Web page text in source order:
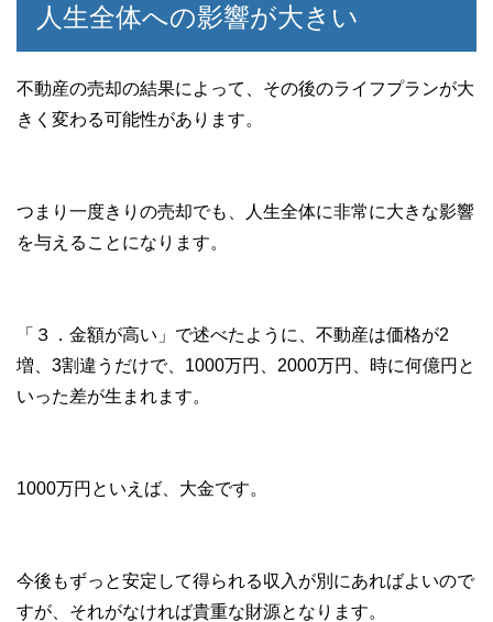
人生全体への影響が大きい
不動産の売却の結果によって、その後のライフプランが大
きく変わる可能性があります。
つまり一度きりの売却でも、人生全体に非常に大きな影響
を与えることになります。
「３．金額が高い」で述べたように、不動産は価格が2
増、3割違うだけで、1000万円、2000万円、時に何億円と
いった差が生まれます。
1000万円といえば、大金です。
今後もずっと安定して得られる収入が別にあればよいので
すが、それがなければ貴重な財源となります。